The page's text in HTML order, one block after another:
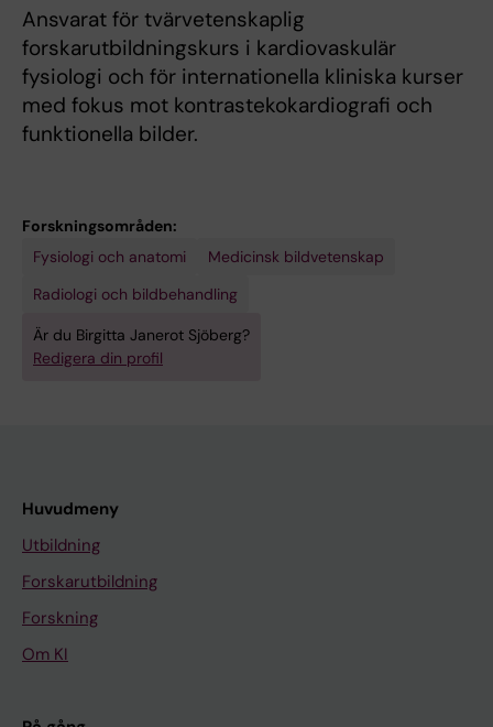
Ansvarat för tvärvetenskaplig
forskarutbildningskurs i kardiovaskulär
fysiologi och för internationella kliniska kurser
med fokus mot kontrastekokardiografi och
funktionella bilder.
Forskningsområden:
Fysiologi och anatomi
Medicinsk bildvetenskap
Radiologi och bildbehandling
Är du Birgitta Janerot Sjöberg?
Redigera din profil
Huvudmeny
Utbildning
Forskarutbildning
Forskning
Om KI